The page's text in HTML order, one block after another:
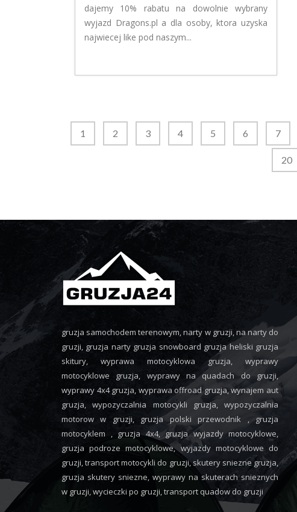
dajemy 10% rabatu na dowolnie wybrany
wyjazd Dragons.pl a dla osoby, ktora uzyska
najwiecej like pod naszym...
1 2 3 4 5 6 7
20
gruzja samochodem terenowym, narty w gruzji, na narty do
gruzji, gruzja narty gruzja snowboard gruzja heliski gruzja
skitury, wyprawa motocyklowa gruzja, wyprawy
motocyklowe gruzja, wyprawy na quadach do gruzji,
wyprawy 4x4 gruzja, wyprawa offroad gruzja, wynajem aut
gruzja, wypozyczalnia motocykli gruzja, wypozyczalnia
motorow w gruzji, gruzja polski przewodnik , gruzja
motocyklem , gruzja 4x4, gruzja wyjazdy motocyklowe,
gruzja podroze motocyklowe, wyjazdy motocyklowe do
gruzji, transport motocykli do gruzji, skutery sniezne gruzja,
gruzja skutery sniezne, wyprawy na skuterach snieznych
w gruzji, wycieczki po gruzji, transport quadow do gruzji